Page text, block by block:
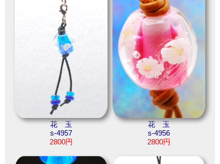
花 玉
s-4957
2800円
花 玉
s-4956
2800円